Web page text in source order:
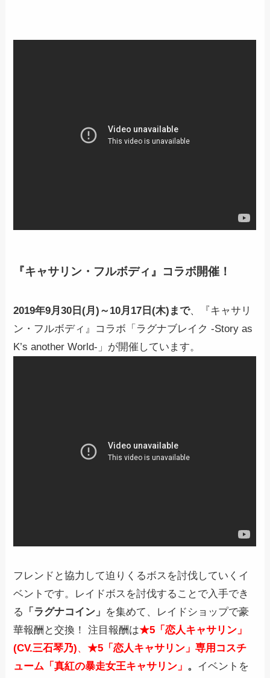
『キャサリン・フルボディ』コラボ開催！
2019年9月30日(月)～10月17日(木)まで、『キャサリ
ン・フルボディ』コラボ「ラグナブレイク -Story as
K’s another World-」が開催しています。
フレンドと協力して迫りくるボスを討伐していくイ
ベントです。レイドボスを討伐することで入手でき
る
「ラグナコイン」 を集めて、レイドショップで豪
華報酬と交換！ 注目報酬は★5「恋人キャサリン」
(CV.三石琴乃)、★5「恋人キャサリン」専用コスチ
ューム「真紅の暴走女王キャサリン」 。 イベントを